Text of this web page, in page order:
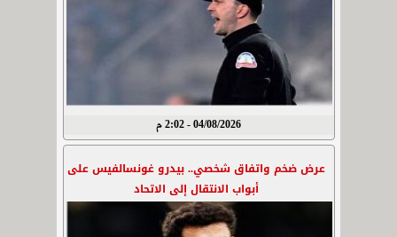
04/08/2026 - 2:02 م
عرض ضخم واتفاق شخصي.. بيدرو غونسالفيس على
أبواب الانتقال إلى الاتحاد